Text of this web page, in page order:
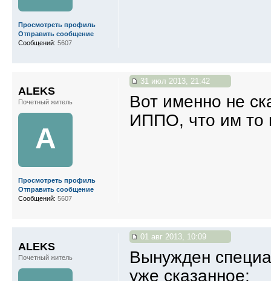
Просмотреть профиль
Отправить сообщение
Сообщений: 5607
31 июл 2013, 21:42
Вот именно не
ИППО, что им то
ALEKS
Почетный житель
A
Просмотреть профиль
Отправить сообщение
Сообщений: 5607
01 авг 2013, 10:09
Вынужден
уже сказанное;
ALEKS
Почетный житель